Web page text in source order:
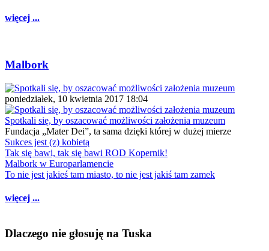
więcej ...
Malbork
poniedziałek, 10 kwietnia 2017 18:04
Spotkali się, by oszacować możliwości założenia muzeum
Fundacja „Mater Dei”, ta sama dzięki której w dużej mierze
Sukces jest (z) kobietą
Tak się bawi, tak się bawi ROD Kopernik!
Malbork w Europarlamencie
To nie jest jakieś tam miasto, to nie jest jakiś tam zamek
więcej ...
Dlaczego nie głosuję na Tuska